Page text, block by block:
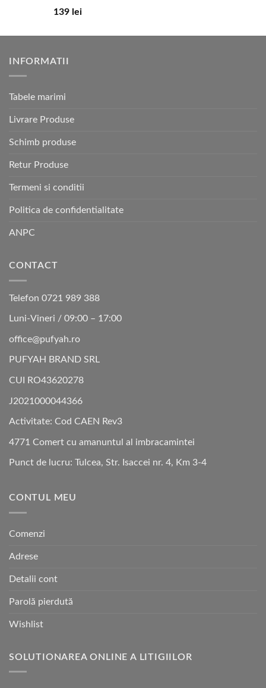
Evaluat la
139 lei
INFORMATII
Tabele marimi
Livrare Produse
Schimb produse
Retur Produse
Termeni si conditii
Politica de confidentialitate
ANPC
CONTACT
Telefon 0721 989 388
Luni-Vineri / 09:00 – 17:00
office@pufyah.ro
PUFYAH BRAND SRL
CUI RO43620278
J2021000044366
Activitate: Cod CAEN Rev3
4771 Comert cu amanuntul al imbracamintei
Punct de lucru: Tulcea, Str. Isaccei nr. 4, Km 3-4
CONTUL MEU
Comenzi
Adrese
Detalii cont
Parolă pierdută
Wishlist
SOLUTIONAREA ONLINE A LITIGIILOR